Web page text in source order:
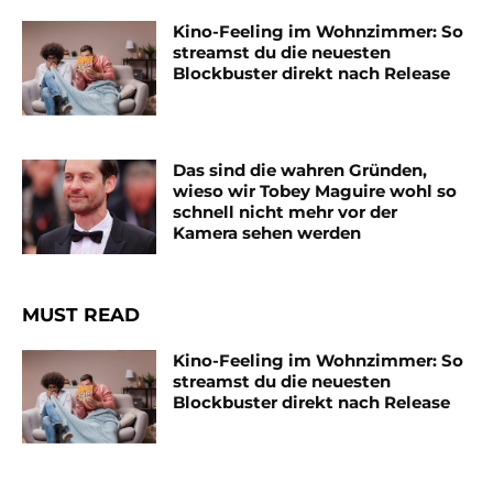
Kino-Feeling im Wohnzimmer: So
streamst du die neuesten
Blockbuster direkt nach Release
Das sind die wahren Gründen,
wieso wir Tobey Maguire wohl so
schnell nicht mehr vor der
Kamera sehen werden
MUST READ
Kino-Feeling im Wohnzimmer: So
streamst du die neuesten
Blockbuster direkt nach Release